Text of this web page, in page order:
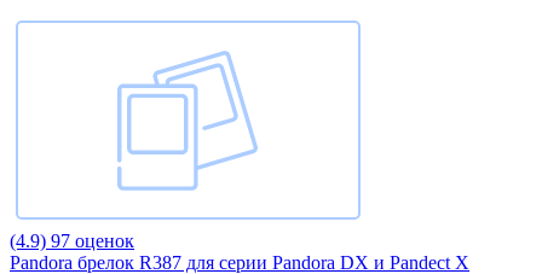
(4.9) 97 оценок
Pandora брелок R387 для серии Pandora DX и Pandect X